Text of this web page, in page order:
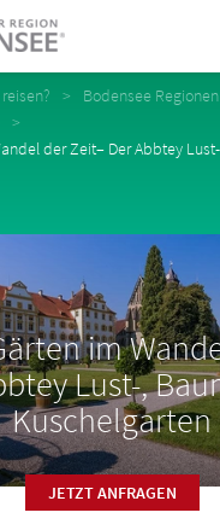
Bodensee Regionen
der Zeit– Der Abbtey
im
Lust-,
Kuschelgarten
JETZT ANFRAGEN